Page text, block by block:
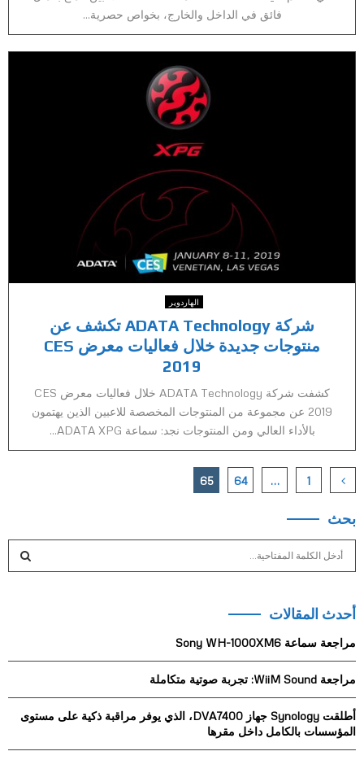
فائق في الداخل والخارج، بخواص حصرية...
الهاردوير
شركة ADATA Technology تكشف عن
منتوجات جديدة خلال فعاليات معرض CES
2019
كشفت شركة ADATA Technology خلال فعاليات معرض CES
2019 عن مجموعة من المنتوجات المخصصة للاعبين الذين يهتمون
بالأداء العالي ومن المنتوجات نجد: سماعة ADATA XPG...
Posts
pagination
1
…
64
65
بحث
c
f
r
:
C
H
أحدث المقالات
مراجعة سماعة Sony WH-1000XM6
مراجعة WiiM Sound: تجربة صوتية متكاملة
أطلقت Synology جهاز DVA7400، الذي يوفر مراقبة ذكية على مستوى
المؤسسات بالكامل داخل مقرها